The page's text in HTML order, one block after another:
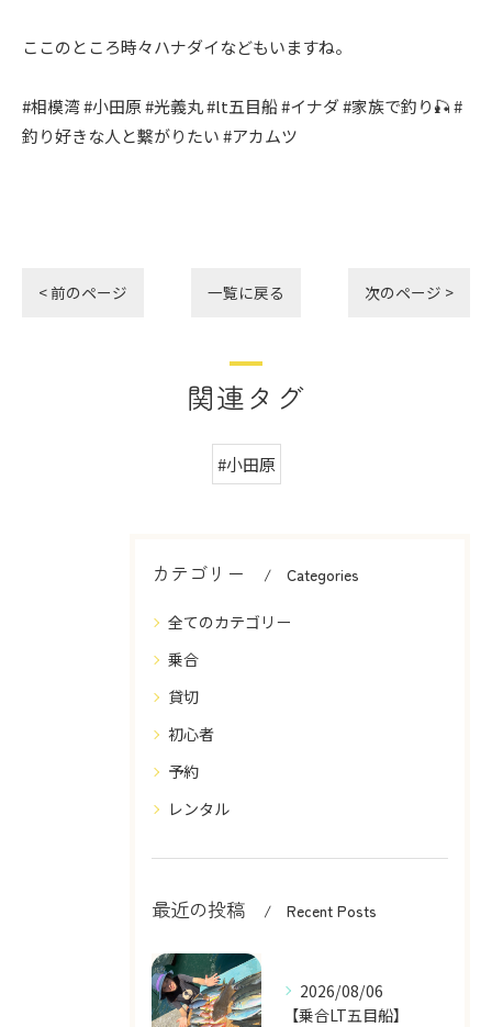
ここのところ時々ハナダイなどもいますね。
#相模湾 #小田原 #光義丸 #lt五目船 #イナダ #家族で釣り🎣 #
釣り好きな人と繫がりたい #アカムツ
< 前のページ 一覧に戻る 次のページ >
関連タグ
#小田原
カテゴリー Categories
全てのカテゴリー
乗合
貸切
初心者
予約
レンタル
最近の投稿 Recent Posts
2026/08/06
【乗合LT五目船】